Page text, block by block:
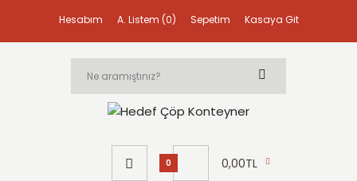
Hesabım A. Listem (0) Sepetim Kasaya Git
0 0,00TL